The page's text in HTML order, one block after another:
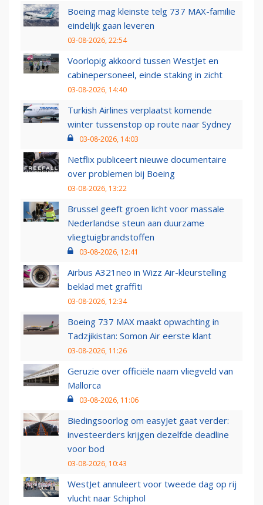
Boeing mag kleinste telg 737 MAX-familie
eindelijk gaan leveren
03-08-2026, 22:54
Voorlopig akkoord tussen WestJet en
cabinepersoneel, einde staking in zicht
03-08-2026, 14:40
Turkish Airlines verplaatst komende
winter tussenstop op route naar Sydney
03-08-2026, 14:03
Netflix publiceert nieuwe documentaire
over problemen bij Boeing
03-08-2026, 13:22
Brussel geeft groen licht voor massale
Nederlandse steun aan duurzame
vliegtuigbrandstoffen
03-08-2026, 12:41
Airbus A321neo in Wizz Air-kleurstelling
beklad met graffiti
03-08-2026, 12:34
Boeing 737 MAX maakt opwachting in
Tadzjikistan: Somon Air eerste klant
03-08-2026, 11:26
Geruzie over officiële naam vliegveld van
Mallorca
03-08-2026, 11:06
Biedingsoorlog om easyJet gaat verder:
investeerders krijgen dezelfde deadline
voor bod
03-08-2026, 10:43
WestJet annuleert voor tweede dag op rij
vlucht naar Schiphol